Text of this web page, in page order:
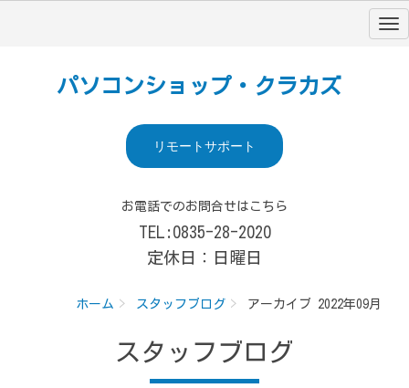
パソコンショップ・クラカズ
リモートサポート
お電話でのお問合せはこちら
TEL:0835-28-2020
定休日：日曜日
ホーム スタッフブログ アーカイブ 2022年09月
スタッフブログ